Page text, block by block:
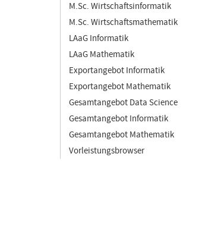
M.Sc. Wirtschaftsinformatik
M.Sc. Wirtschaftsmathematik
LAaG Informatik
LAaG Mathematik
Exportangebot Informatik
Exportangebot Mathematik
Gesamtangebot Data Science
Gesamtangebot Informatik
Gesamtangebot Mathematik
Vorleistungsbrowser